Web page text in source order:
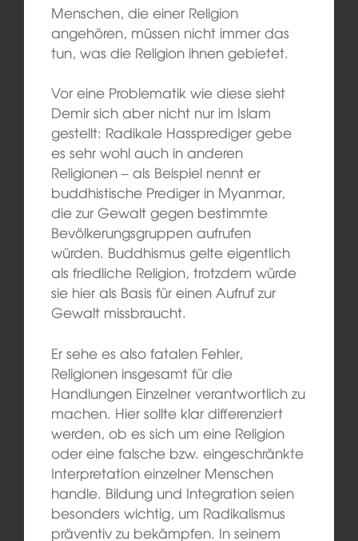
Menschen, die einer Religion
angehören, müssen nicht immer das
tun, was die Religion ihnen gebietet.
Vor eine Problematik wie diese sieht
Demir sich aber nicht nur im Islam
gestellt: Radikale Hassprediger gebe
es sehr wohl auch in anderen
Religionen – als Beispiel nennt er
buddhistische Prediger in Myanmar,
die zur Gewalt gegen bestimmte
Bevölkerungsgruppen aufrufen
würden. Buddhismus gelte eigentlich
als friedliche Religion, trotzdem würde
sie hier als Basis für einen Aufruf zur
Gewalt missbraucht.
Er sehe es also fatalen Fehler,
Religionen insgesamt für die
Handlungen Einzelner verantwortlich zu
machen. Hier sollte klar differenziert
werden, ob es sich um eine Religion
oder eine falsche bzw. eingeschränkte
Interpretation einzelner Menschen
handle. Bildung und Integration seien
besonders wichtig, um Radikalismus
präventiv zu bekämpfen. In seinem